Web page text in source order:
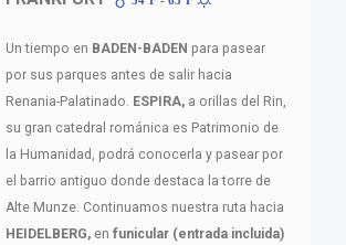
Un tiempo en BADEN-BADEN para pasear
por sus parques antes de salir hacia
Renania-Palatinado. ESPIRA, a orillas del Rin,
su gran catedral románica es Patrimonio de
la Humanidad, podrá conocerla y pasear por
el barrio antiguo donde destaca la torre de
Alte Munze. Continuamos nuestra ruta hacia
HEIDELBERG, en funicular (entrada incluida)